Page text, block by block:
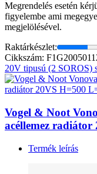
Megrendelés esetén
figyelembe ami
megjelölésével.
Raktárkészlet:
Cikkszám:
20V tipusú (2 SOROS)
Vogel & Noot
acéllemez
Termék leírás